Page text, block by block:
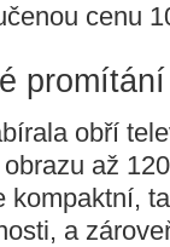
cenu
obří
až
kompaktní,
a